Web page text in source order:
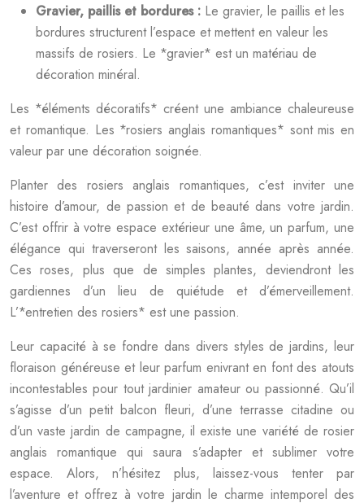
Gravier, paillis et bordures : Le gravier, le paillis et les
bordures structurent l’espace et mettent en valeur les
massifs de rosiers. Le *gravier* est un matériau de
décoration minéral.
Les *éléments décoratifs* créent une ambiance chaleureuse
et romantique. Les *rosiers anglais romantiques* sont mis en
valeur par une décoration soignée.
Planter des rosiers anglais romantiques, c’est inviter une
histoire d’amour, de passion et de beauté dans votre jardin.
C’est offrir à votre espace extérieur une âme, un parfum, une
élégance qui traverseront les saisons, année après année.
Ces roses, plus que de simples plantes, deviendront les
gardiennes d’un lieu de quiétude et d’émerveillement.
L’*entretien des rosiers* est une passion.
Leur capacité à se fondre dans divers styles de jardins, leur
floraison généreuse et leur parfum enivrant en font des atouts
incontestables pour tout jardinier amateur ou passionné. Qu’il
s’agisse d’un petit balcon fleuri, d’une terrasse citadine ou
d’un vaste jardin de campagne, il existe une variété de rosier
anglais romantique qui saura s’adapter et sublimer votre
espace. Alors, n’hésitez plus, laissez-vous tenter par
l’aventure et offrez à votre jardin le charme intemporel des